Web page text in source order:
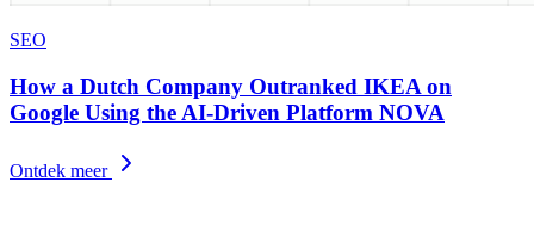
SEO
How a Dutch Company Outranked IKEA on
Google Using the AI-Driven Platform NOVA
Ontdek meer